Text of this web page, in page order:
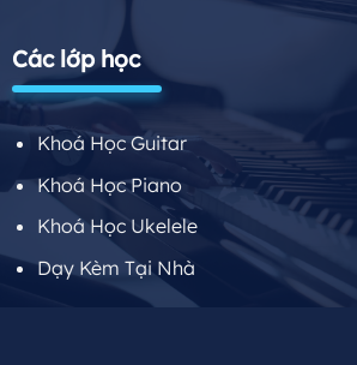
Các lớp học
Khoá Học Guitar
Khoá Học Piano
Khoá Học Ukelele
Dạy Kèm Tại Nhà